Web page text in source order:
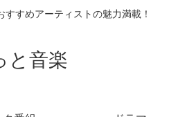
すめアーティストの魅力満載！
と音楽